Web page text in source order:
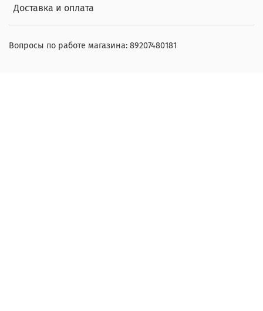
Доставка и оплата
Вопросы по работе магазина: 89207480181